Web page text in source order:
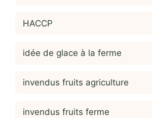
HACCP
idée de glace à la ferme
invendus fruits agriculture
invendus fruits ferme